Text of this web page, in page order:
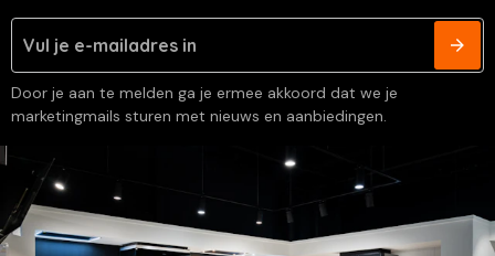
Door je aan te melden ga je ermee akkoord dat we je
marketingmails sturen met nieuws en aanbiedingen.